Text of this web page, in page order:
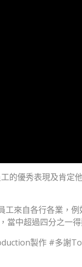
優秀表現及肯定
來自各行各業，
中超過四分之一
製作 #多謝